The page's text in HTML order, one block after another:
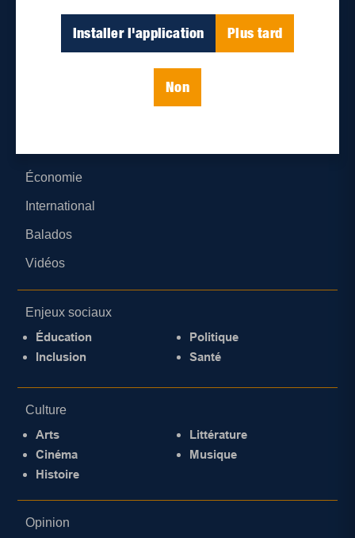
Installer l'application Plus tard
Non
Économie
International
Balados
Vidéos
Enjeux sociaux
Éducation
Inclusion
Politique
Santé
Culture
Arts
Cinéma
Histoire
Littérature
Musique
Opinion